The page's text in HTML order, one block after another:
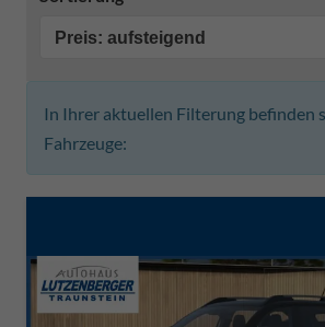
In Ihrer aktuellen Filterung befinden
Fahrzeuge: